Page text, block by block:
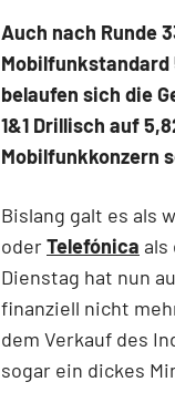
Auch nach Runde
Mobilfunkstandard
belaufen sich die
1&1 Drillisch auf
Mobilfunkkonzern
Bislang galt es als
oderTelefónica als
Dienstag hat nun
finanziell nicht
dem Verkauf des
sogar ein dickes